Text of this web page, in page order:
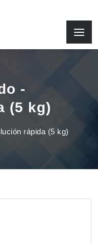
-
(5 kg)
rápida (5 kg)